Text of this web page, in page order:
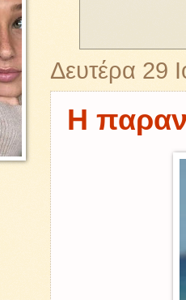
Δευτέρα 29
Η